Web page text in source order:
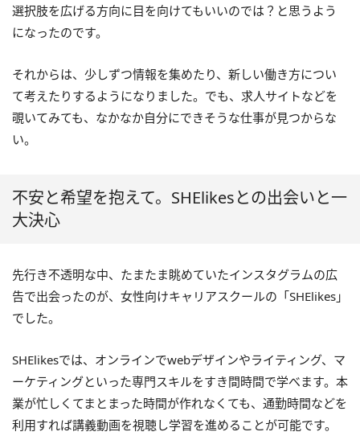
選択肢を広げる方向に目を向けてもいいのでは？と思うよう
になったのです。
それからは、少しずつ情報を集めたり、新しい働き方につい
て考えたりするようになりました。でも、求人サイトなどを
覗いてみても、なかなか自分にできそうな仕事が見つからな
い。
不安と希望を抱えて。SHElikesとの出会いと一
大決心
先行き不透明な中、たまたま眺めていたインスタグラムの広
告で出会ったのが、女性向けキャリアスクールの「SHElikes」
でした。
SHElikesでは、オンラインでwebデザインやライティング、マ
ーケティングといった専門スキルをすき間時間で学べます。本
業が忙しくてまとまった時間が作れなくても、通勤時間などを
利用すれば講義動画を視聴し学習を進めることが可能です。